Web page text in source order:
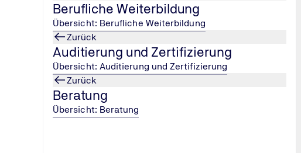
Berufliche Weiterbildung
Übersicht: Berufliche Weiterbildung
Zurück
Auditierung und Zertifizierung
Übersicht: Auditierung und Zertifizierung
Zurück
Beratung
Übersicht: Beratung